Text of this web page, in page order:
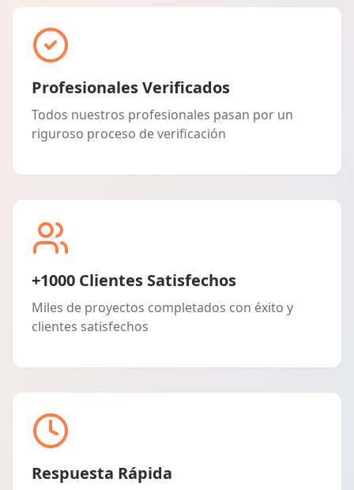
Profesionales Verificados
Todos nuestros profesionales pasan por un
riguroso proceso de verificación
+1000 Clientes Satisfechos
Miles de proyectos completados con éxito y
clientes satisfechos
Respuesta Rápida